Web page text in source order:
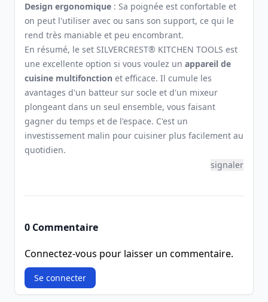
Design ergonomique : Sa poignée est confortable et
on peut l'utiliser avec ou sans son support, ce qui le
rend très maniable et peu encombrant.
En résumé, le set SILVERCREST® KITCHEN TOOLS est
une excellente option si vous voulez un appareil de
cuisine multifonction et efficace. Il cumule les
avantages d'un batteur sur socle et d'un mixeur
plongeant dans un seul ensemble, vous faisant
gagner du temps et de l'espace. C'est un
investissement malin pour cuisiner plus facilement au
quotidien.
signaler
0 Commentaire
Connectez-vous pour laisser un commentaire.
Se connecter